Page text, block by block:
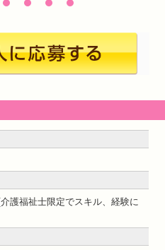
介護福祉士限定でスキル、経験に